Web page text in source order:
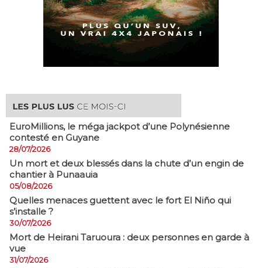
EuroMillions, ​le méga jackpot d’une Polynésienne
contesté en Guyane
28/07/2026
​Un mort et deux blessés dans la chute d’un engin de
chantier à Punaauia
05/08/2026
Quelles menaces guettent avec le fort El Niño qui
s’installe ?
30/07/2026
Mort de Heirani Taruoura : deux personnes en garde à
vue
31/07/2026